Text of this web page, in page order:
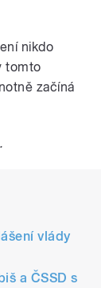
nikdo
tomto
začíná
vlády
a ČSSD s